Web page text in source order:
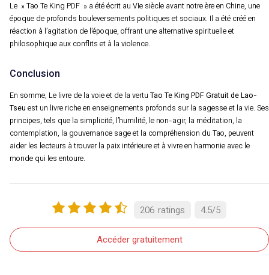
Le » Tao Te King PDF » a été écrit au VIe siècle avant notre ère en Chine, une
époque de profonds bouleversements politiques et sociaux. Il a été créé en
réaction à l’agitation de l’époque, offrant une alternative spirituelle et
philosophique aux conflits et à la violence.
Conclusion
En somme, Le livre de la voie et de la vertu Tao Te King PDF Gratuit de Lao-
Tseu est un livre riche en enseignements profonds sur la sagesse et la vie. Ses
principes, tels que la simplicité, l’humilité, le non-agir, la méditation, la
contemplation, la gouvernance sage et la compréhension du Tao, peuvent
aider les lecteurs à trouver la paix intérieure et à vivre en harmonie avec le
monde qui les entoure.
Accéder gratuitement
4.5/5
206 ratings